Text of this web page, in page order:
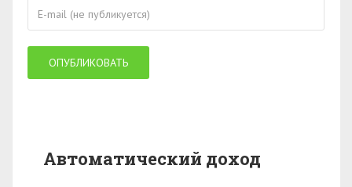
Автоматический доход